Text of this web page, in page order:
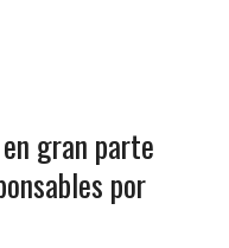
gran parte
por